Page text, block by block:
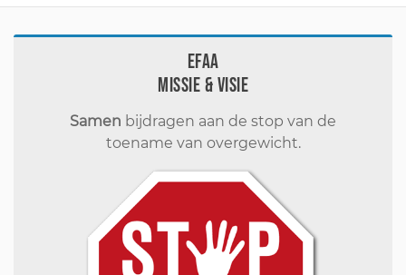
EFAA
Missie & visie
Samen bijdragen aan de stop van de
toename van overgewicht.